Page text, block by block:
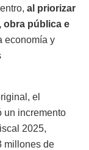
al priorizar
obra pública e
economía y
el
un incremento
2025,
millones de